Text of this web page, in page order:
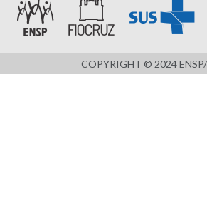
COPYRIGHT © 2024